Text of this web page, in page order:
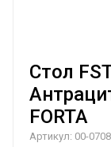
Стол
FORTA
Артикул: 00-